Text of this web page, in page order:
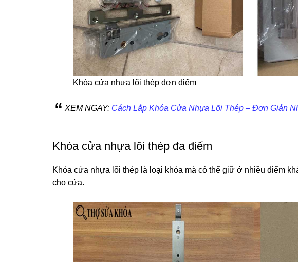
Khóa cửa nhựa lõi thép đơn điểm
XEM NGAY: Cách Lắp Khóa Cửa Nhựa Lõi Thép – Đơn Giản
Khóa cửa nhựa lõi thép đa điểm
Khóa cửa nhựa lõi thép là loại khóa mà có thể giữ ở nhiều điểm
cho cửa.